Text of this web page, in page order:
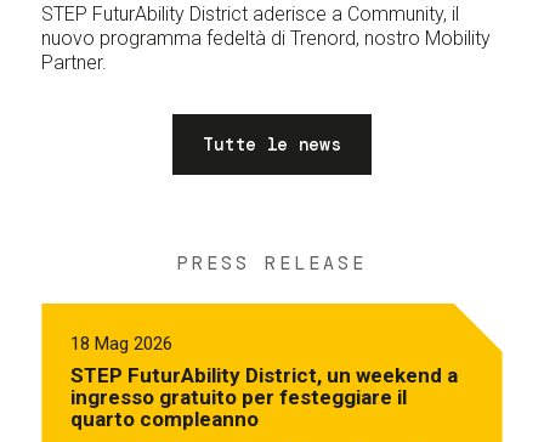
STEP FuturAbility District aderisce a Community, il
nuovo programma fedeltà di Trenord, nostro Mobility
Partner.
Tutte le news
PRESS RELEASE
18 Mag 2026
STEP FuturAbility District, un weekend a
ingresso gratuito per festeggiare il
quarto compleanno